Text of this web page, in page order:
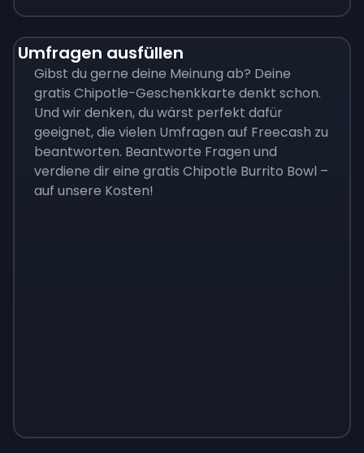
Umfragen ausfüllen
Gibst du gerne deine Meinung ab? Deine
gratis Chipotle-Geschenkkarte denkt schon.
Und wir denken, du wärst perfekt dafür
geeignet, die vielen Umfragen auf Freecash zu
beantworten. Beantworte Fragen und
verdiene dir eine gratis Chipotle Burrito Bowl –
auf unsere Kosten!